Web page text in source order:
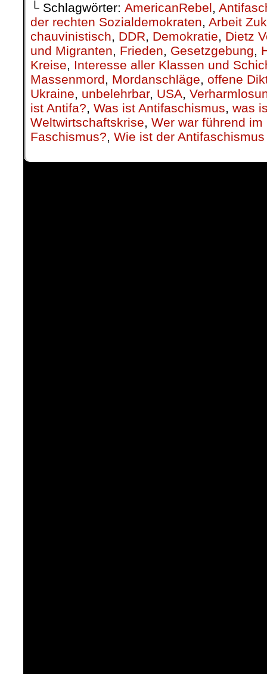
└ Schlagwörter: AmericanRebel,
der rechten Sozialdemokraten, Arbeit
chauvinistisch, DDR, Demokratie, Dietz
und Migranten, Frieden, Gesetzgebung,
Kreise, Interesse aller Klassen und
Massen­mord, Mordanschläge, offene
Ukraine, unbelehrbar, USA,
ist Antifa?, Was ist Antifaschismus, was
Weltwirtschaftskrise, Wer war führend
Faschismus?, Wie ist der